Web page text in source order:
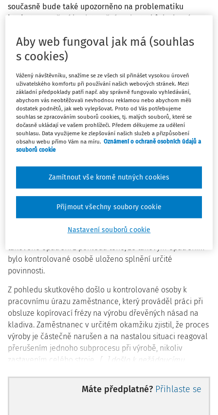
současně bude také upozorněno na problematiku
institutu opatření k odstranění nedostatků, ke kterému
zákona o inspekci práce2). K náležitému zajišťování
bezpečnosti a ochrany zdraví při práci (dále též „BOZP“)
patří povinnost zaměstnavatele vyhledávat a
vyhodnocovat rizika možného ohrožení života a zdraví
zaměstnanců, která se týkají výkonu práce zcela zásadní.
Jedná se o zcela klíčovou činnost zaměstnavatele v
rámci BOZP, od které se odvíjejí veškeré další aktivity a
povinnosti na zaměstnavatele i dalších subjektů na
úseku BOZP. Tato povinnost má i své zákonné zakotvení v
§ 101 3) a§ 102 zákoníku práce.
Institut opatření k odstranění nedostatků, ke
kterému přistupuje inspektor na základě § 7 odst.
1 písm. h) zákona o inspekci práce
V prvním případě bylo kruciální otázkou posuzovanou
Nejvyšším správním soudem posouzení jednak vhodných
opatření k odstranění a omezení rizik a jednak uložení
takového opatření z pohledu toho, že takovým opatřením
bylo kontrolované osobě uloženo splnění určité
povinnosti.
Z pohledu skutkového došlo u kontrolované osoby k
pracovnímu úrazu zaměstnance, který prováděl práci při
obsluze kopírovací frézy na výrobu dřevěných násad na
kladiva. Zaměstnanec v určitém okamžiku zjistil, že proces
výroby je částečně narušen a na nastalou situaci reagoval
přerušením jednoho subprocesu při výrobě, nikoliv
zastavením celého stroje
„[…] došlo k nežádoucímu
pásového dopravníku, což bránilo v plynulém pohybu
automatickému podavači neopracovaných dřevěných
Máte předplatné? Přihlaste se
Aby web fungoval jak má (souhlas
s cookies)
Vážený návštěvníku, snažíme se ze všech sil přinášet vysokou úroveň
uživatelského komfortu při používání našich webových stránek. Mezi
základní předpoklady patří např. aby správně fungovalo vyhledávání,
abychom vás neobtěžovali nevhodnou reklamou nebo abychom měli
dostatek podnětů, jak web vylepšovat. Proto od Vás potřebujeme
souhlas se zpracováním souborů cookies, tj. malých souborů, které se
dočasně ukládají ve vašem prohlížeči. Předem děkujeme za udělení
souhlasu. Data využijeme ke zlepšování našich služeb a přizpůsobení
obsahu webu přímo Vám na míru. Oznámení o ochraně osobních údajů a
souborů cookie
Nastavení souborů cookie
Zamítnout vše kromě nutných cookies
Přijmout všechny soubory cookie